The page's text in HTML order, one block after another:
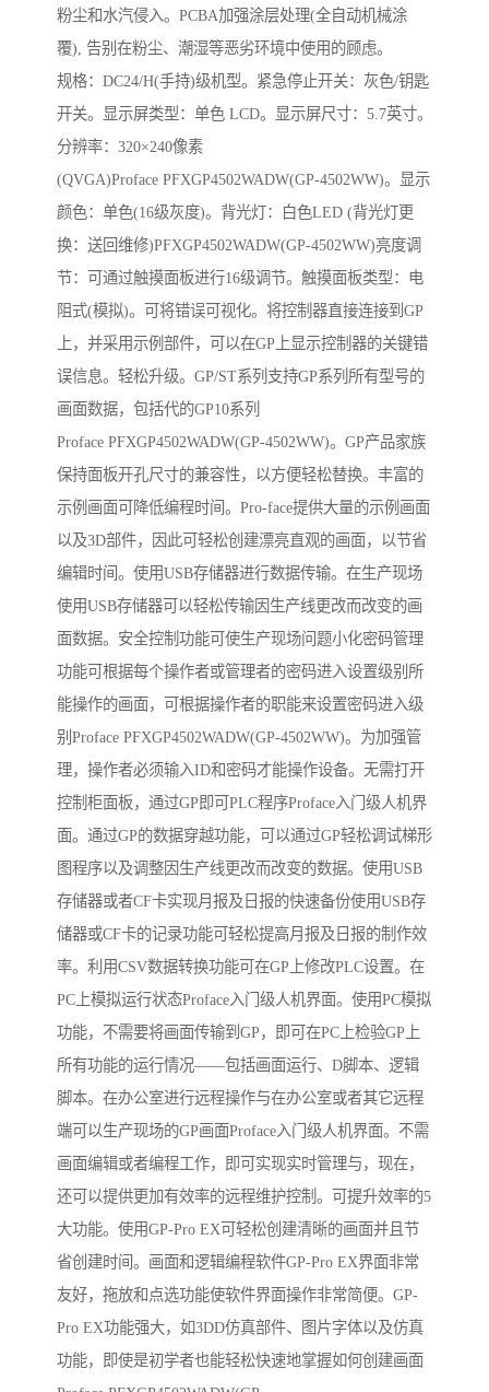
粉尘和水汽侵入。PCBA加强涂层处理(全自动机械涂
覆), 告别在粉尘、潮湿等恶劣环境中使用的顾虑。
规格：DC24/H(手持)级机型。紧急停止开关：灰色/钥匙
开关。显示屏类型：单色 LCD。显示屏尺寸：5.7英寸。
分辨率：320×240像素
(QVGA)Proface PFXGP4502WADW(GP-4502WW)。显示
颜色：单色(16级灰度)。背光灯：白色LED (背光灯更
换：送回维修)PFXGP4502WADW(GP-4502WW)亮度调
节：可通过触摸面板进行16级调节。触摸面板类型：电
阻式(模拟)。可将错误可视化。将控制器直接连接到GP
上，并采用示例部件，可以在GP上显示控制器的关键错
误信息。轻松升级。GP/ST系列支持GP系列所有型号的
画面数据，包括代的GP10系列
Proface PFXGP4502WADW(GP-4502WW)。GP产品家族
保持面板开孔尺寸的兼容性，以方便轻松替换。丰富的
示例画面可降低编程时间。Pro-face提供大量的示例画面
以及3D部件，因此可轻松创建漂亮直观的画面，以节省
编辑时间。使用USB存储器进行数据传输。在生产现场
使用USB存储器可以轻松传输因生产线更改而改变的画
面数据。安全控制功能可使生产现场问题小化密码管理
功能可根据每个操作者或管理者的密码进入设置级别所
能操作的画面，可根据操作者的职能来设置密码进入级
别Proface PFXGP4502WADW(GP-4502WW)。为加强管
理，操作者必须输入ID和密码才能操作设备。无需打开
控制柜面板，通过GP即可PLC程序Proface入门级人机界
面。通过GP的数据穿越功能，可以通过GP轻松调试梯形
图程序以及调整因生产线更改而改变的数据。使用USB
存储器或者CF卡实现月报及日报的快速备份使用USB存
储器或CF卡的记录功能可轻松提高月报及日报的制作效
率。利用CSV数据转换功能可在GP上修改PLC设置。在
PC上模拟运行状态Proface入门级人机界面。使用PC模拟
功能，不需要将画面传输到GP，即可在PC上检验GP上
所有功能的运行情况——包括画面运行、D脚本、逻辑
脚本。在办公室进行远程操作与在办公室或者其它远程
端可以生产现场的GP画面Proface入门级人机界面。不需
画面编辑或者编程工作，即可实现实时管理与，现在，
还可以提供更加有效率的远程维护控制。可提升效率的5
大功能。使用GP-Pro EX可轻松创建清晰的画面并且节
省创建时间。画面和逻辑编程软件GP-Pro EX界面非常
友好，拖放和点选功能使软件界面操作非常简便。GP-
Pro EX功能强大，如3DD仿真部件、图片字体以及仿真
功能，即使是初学者也能轻松快速地掌握如何创建画面